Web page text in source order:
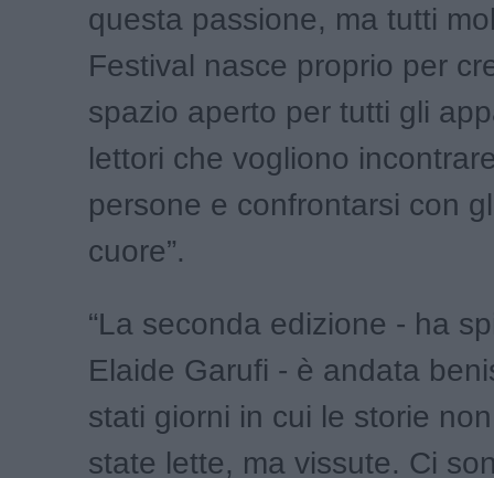
questa passione, ma tutti
Festival nasce proprio per
spazio aperto per tutti gli
lettori che vogliono
persone e confrontarsi con
cuore”.
“La seconda edizione - ha
Elaide Garufi - è andata
stati giorni in cui le storie
state lette, ma vissute. Ci